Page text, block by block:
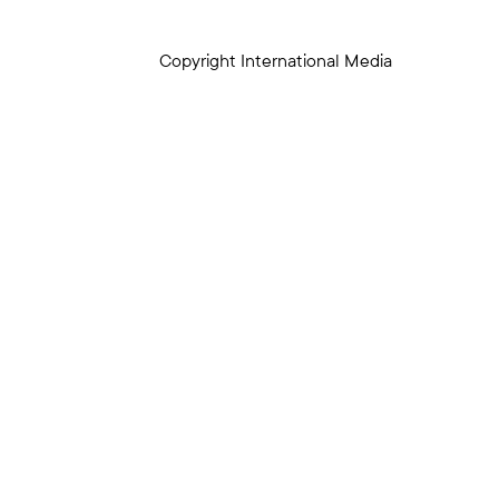
Copyright International Media